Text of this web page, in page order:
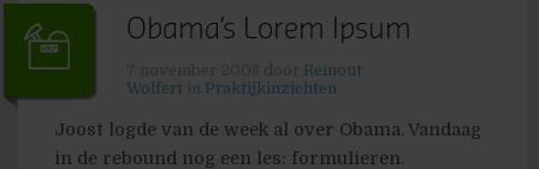
Obama’s Lorem Ipsum
Reinout
Wolfert
Praktijkinzichten
Joost logde van de week al over Obama. Vandaag
in de rebound nog een les: formulieren.